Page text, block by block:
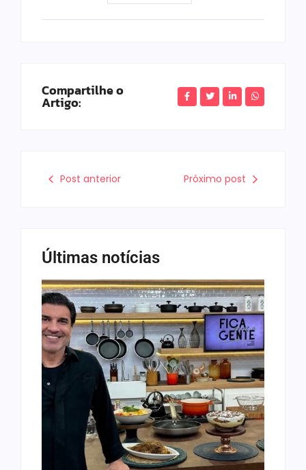
Compartilhe o
Artigo:
Post anterior Próximo post
Últimas notícias